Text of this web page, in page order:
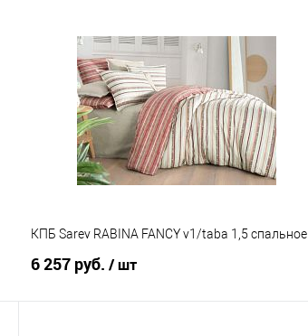
Купить в 1 клик
Сравнение
В избранное
В наличии
КПБ Sarev RABINA FANCY v1/taba 1,5 спальное
6 257 руб. / шт